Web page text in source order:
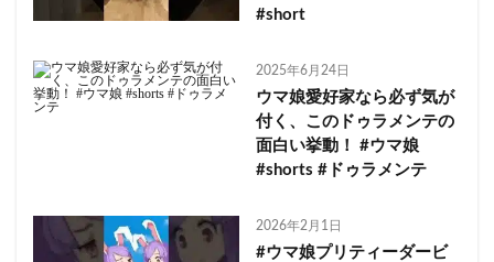
#short
2025年6月24日
ウマ娘愛好家なら必ず気が
付く、このドゥラメンテの
面白い挙動！ #ウマ娘
#shorts #ドゥラメンテ
2026年2月1日
#ウマ娘プリティーダービ